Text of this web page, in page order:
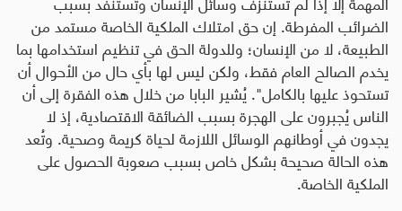
الضرائب المفرطة. إن حق امتلاك الملكية الخاصة مستمد من
الطبيعة، لا من الإنسان؛ وللدولة الحق في تنظيم استخدامها بما
يخدم الصالح العام فقط، ولكن ليس لها بأي حال من الأحوال أن
تستحوذ عليها بالكامل". يُشير البابا من خلال هذه الفقرة إلى أن
الناس يُجبرون على الهجرة بسبب الضائقة الاقتصادية، إذ لا
يجدون في أوطانهم الوسائل اللازمة لحياة كريمة وصحية. وتُعد
هذه الحالة صحيحة بشكل خاص بسبب صعوبة الحصول على
الملكية الخاصة.